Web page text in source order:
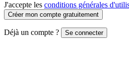
J'accepte les conditions générales
Créer mon compte gratuitement
Déjà un compte ? Se connecter